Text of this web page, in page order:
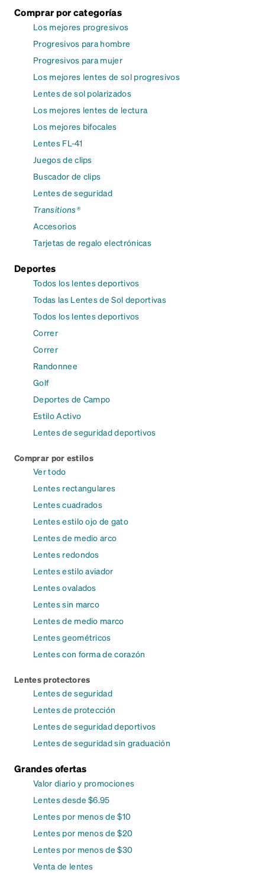
Comprar por categorías
Los mejores progresivos
Progresivos para hombre
Progresivos para mujer
Los mejores lentes de sol progresivos
Lentes de sol polarizados
Los mejores lentes de lectura
Los mejores bifocales
Lentes FL-41
Juegos de clips
Buscador de clips
Lentes de seguridad
Transitions®
Accesorios
Tarjetas de regalo electrónicas
Deportes
Todos los lentes deportivos
Todas las Lentes de Sol deportivas
Todos los lentes deportivos
Correr
Correr
Randonnee
Golf
Deportes de Campo
Estilo Activo
Lentes de seguridad deportivos
Comprar por estilos
Ver todo
Lentes rectangulares
Lentes cuadrados
Lentes estilo ojo de gato
Lentes de medio arco
Lentes redondos
Lentes estilo aviador
Lentes ovalados
Lentes sin marco
Lentes de medio marco
Lentes geométricos
Lentes con forma de corazón
Lentes protectores
Lentes de seguridad
Lentes de protección
Lentes de seguridad deportivos
Lentes de seguridad sin graduación
Grandes ofertas
Valor diario y promociones
Lentes desde $6.95
Lentes por menos de $10
Lentes por menos de $20
Lentes por menos de $30
Venta de lentes